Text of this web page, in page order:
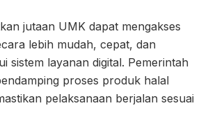
jutaan UMK dapat mengakses
lebih mudah, cepat, dan
sistem layanan digital. Pemerintah
proses produk halal
pelaksanaan berjalan sesuai